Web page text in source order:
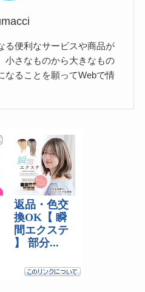
る便利なサービスや商品が
小さなものから大きなもの
なることを願ってWebで情